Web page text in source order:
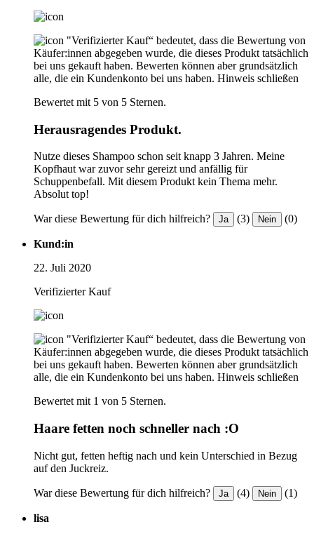
"Verifizierter Kauf“ bedeutet, dass die Bewertung von
Käufer:innen abgegeben wurde, die dieses Produkt tatsächlich
bei uns gekauft haben. Bewerten können aber grundsätzlich
alle, die ein Kundenkonto bei uns haben. Hinweis schließen
Bewertet mit 5 von 5 Sternen.
Herausragendes Produkt.
Nutze dieses Shampoo schon seit knapp 3 Jahren. Meine
Kopfhaut war zuvor sehr gereizt und anfällig für
Schuppenbefall. Mit diesem Produkt kein Thema mehr.
Absolut top!
War diese Bewertung für dich hilfreich? Ja (3) Nein (0)
Kund:in
22. Juli 2020
Verifizierter Kauf
"Verifizierter Kauf“ bedeutet, dass die Bewertung von
Käufer:innen abgegeben wurde, die dieses Produkt tatsächlich
bei uns gekauft haben. Bewerten können aber grundsätzlich
alle, die ein Kundenkonto bei uns haben. Hinweis schließen
Bewertet mit 1 von 5 Sternen.
Haare fetten noch schneller nach :O
Nicht gut, fetten heftig nach und kein Unterschied in Bezug
auf den Juckreiz.
War diese Bewertung für dich hilfreich? Ja (4) Nein (1)
lisa